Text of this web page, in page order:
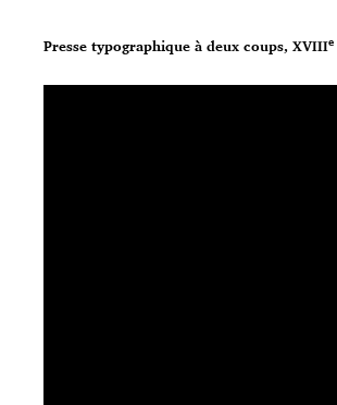
Presse typographique à deux coups, XVIIIe